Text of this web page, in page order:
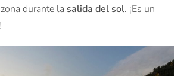
zona durante lasalida del sol. ¡Es un